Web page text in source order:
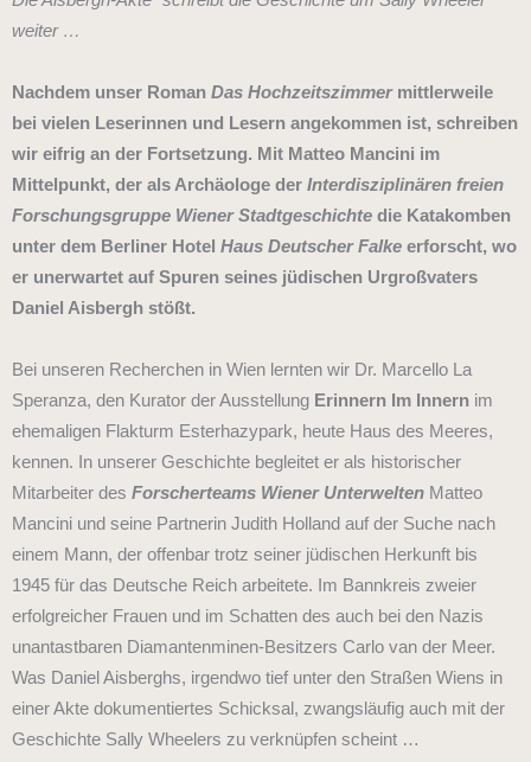
weiter …
Nachdem unser Roman Das Hochzeitszimmermittlerweile
bei vielen Leserinnen und Lesern angekommen ist, schreiben
wir eifrig an der Fortsetzung. Mit Matteo Mancini im
Mittelpunkt, der als Archäologe der Interdisziplinären freien
Forschungsgruppe Wiener Stadtgeschichte die Katakomben
unter dem Berliner Hotel Haus Deutscher Falke erforscht, wo
er unerwartet auf Spuren seines jüdischen Urgroßvaters
Daniel Aisbergh stößt.
Bei unseren Recherchen in Wien lernten wir Dr. Marcello La
Speranza, den Kurator der Ausstellung Erinnern Im Innern im
ehemaligen Flakturm Esterhazypark, heute Haus des Meeres,
kennen. In unserer Geschichte begleitet er als historischer
Mitarbeiter des Forscherteams Wiener Unterwelten Matteo
Mancini und seine Partnerin Judith Holland auf der Suche nach
einem Mann, der offenbar trotz seiner jüdischen Herkunft bis
1945 für das Deutsche Reich arbeitete. Im Bannkreis zweier
erfolgreicher Frauen und im Schatten des auch bei den Nazis
unantastbaren Diamantenminen-Besitzers Carlo van der Meer.
Was Daniel Aisberghs, irgendwo tief unter den Straßen Wiens in
einer Akte dokumentiertes Schicksal, zwangsläufig auch mit der
Geschichte Sally Wheelers zu verknüpfen scheint …